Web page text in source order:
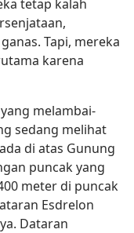
tetap kalah
Tapi, mereka
karena
melambai-
sedang melihat
di atas Gunung
puncak yang
meter di puncak
Esdrelon
Dataran